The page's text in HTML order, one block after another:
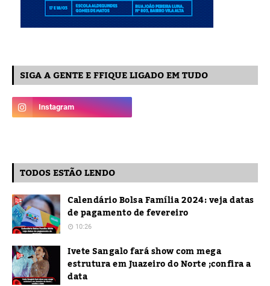
SIGA A GENTE E FFIQUE LIGADO EM TUDO
TODOS ESTÃO LENDO
Calendário Bolsa Família 2024: veja datas
de pagamento de fevereiro
10:26
Ivete Sangalo fará show com mega
estrutura em Juazeiro do Norte ;confira a
data